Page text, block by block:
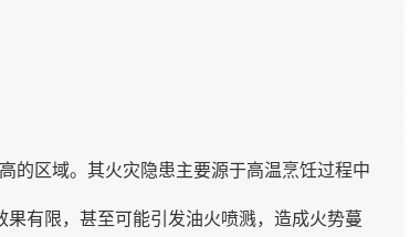
的区域。其火灾隐患主要源于高温烹饪过程中
有限，甚至可能引发油火喷溅，造成火势蔓